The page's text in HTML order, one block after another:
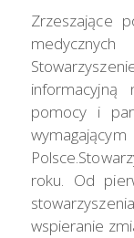
Zrzeszające
pomocy i
roku. Od
wspieranie